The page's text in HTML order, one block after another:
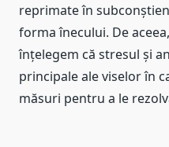
reprimate în
forma înecului. De
înțelegem că stresul și
principale ale viselor în
măsuri pentru a le